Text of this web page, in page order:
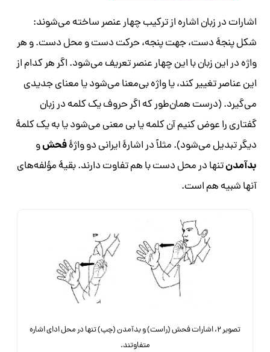
اشارات در زبان اشاره از ترکیب چهار عنصر ساخته می‌‏شوند:
شکلپنجۀ دست،جهتپنجه،حرکتدست ومحلدست. و هر
واژه در این زبان با این چهار عنصر تعریف می‌‏شود. اگر هر کدام از
این عناصر تغییر کند، یا واژه بی‌معنا می‌‏شود یا معنای جدیدی
می‌‏گیرد. (درست همان‌طور که اگر حروف یک کلمه در زبان
گفتاری را عوض کنیم آن کلمه یا بی معنی می‌‏شود یا به یک کلمۀ
دیگر تبدیل می‌‏شود). مثلاً در اشارۀ ایرانی دو واژۀفحشو
بدآمدنتنها در محل دست با هم تفاوت دارند. بقیۀ مؤلفه‌های
آنها شبیه هم است.
تصویر ۲، اشارات فحش (راست) و بدآمدن (چپ) تنها در محل ادای اشاره
متفاوتند.